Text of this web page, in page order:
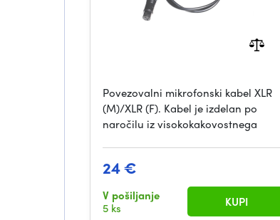
Povezovalni mikrofonski kabel XLR
(M)/XLR (F). Kabel je izdelan po
naročilu iz visokokakovostnega
24 €
V pošiljanje
5 ks
KUPI